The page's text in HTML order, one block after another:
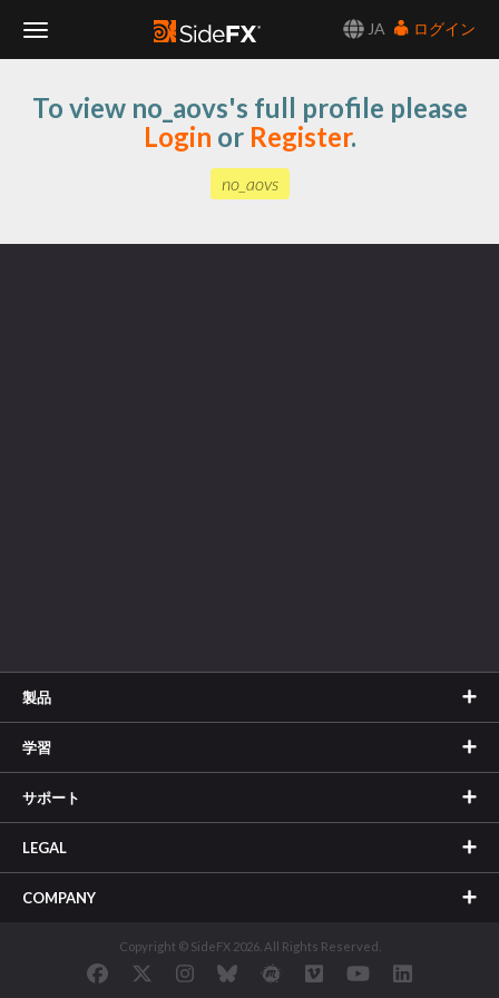
JA
ログイン
Navigation
To view no_aovs's full profile please
Login or Register.
no_aovs
製品
学習
サポート
LEGAL
COMPANY
Copyright © SideFX 2026. All Rights Reserved.